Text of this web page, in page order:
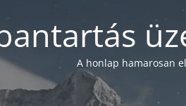
A honlap hamarosan